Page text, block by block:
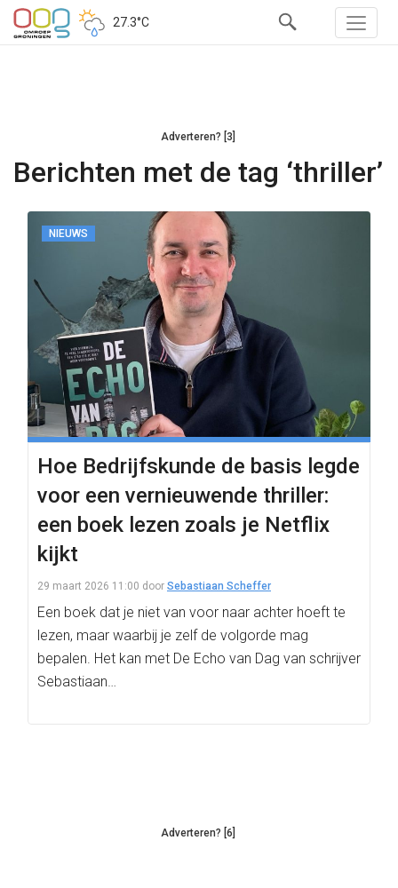
27.3°C
Adverteren? [3]
Berichten met de tag ‘thriller’
NIEUWS
Hoe Bedrijfskunde de basis legde
voor een vernieuwende thriller:
een boek lezen zoals je Netflix
kijkt
29 maart 2026 11:00 door Sebastiaan Scheffer
Een boek dat je niet van voor naar achter hoeft te
lezen, maar waarbij je zelf de volgorde mag
bepalen. Het kan met De Echo van Dag van schrijver
Sebastiaan…
Adverteren? [6]